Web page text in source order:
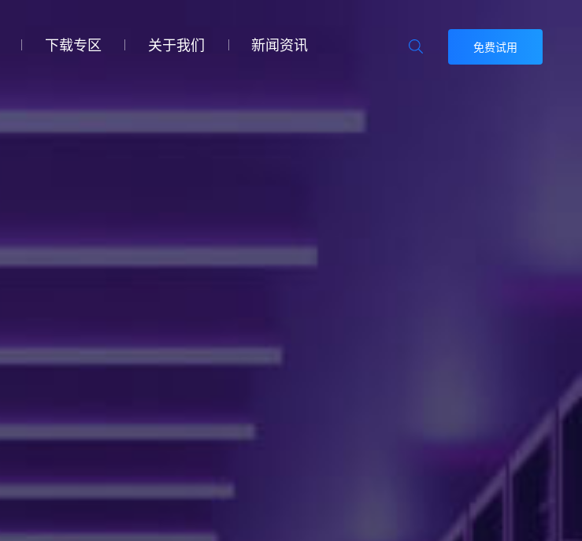
下载专区 关于我们 新闻资讯 免费试用